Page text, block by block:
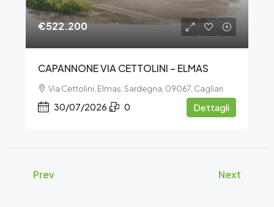
€522.200
CAPANNONE VIA CETTOLINI – ELMAS
Via Cettolini, Elmas, Sardegna, 09067, Cagliari
30/07/2026 0 Dettagli
Prev Next